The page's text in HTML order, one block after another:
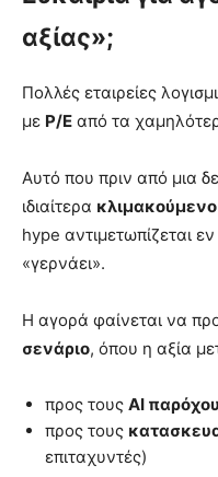
αξίας»;
Πολλές εταιρείες
με P/E από τα
Αυτό που πριν από μια
ιδιαίτερα
hype αντιμετωπίζεται
«γερνάει».
Η αγορά φαίνεται να
σενάριο, όπου η αξία
προς τους AI
προς τους
επιταχυντές)